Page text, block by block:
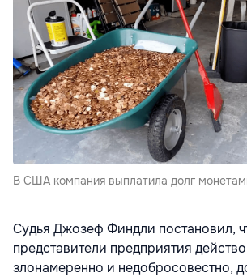
В США компания выплатила долг
Судья Джозеф Финдли постановил,
представители предприятия
злонамеренно и недобросовестно,